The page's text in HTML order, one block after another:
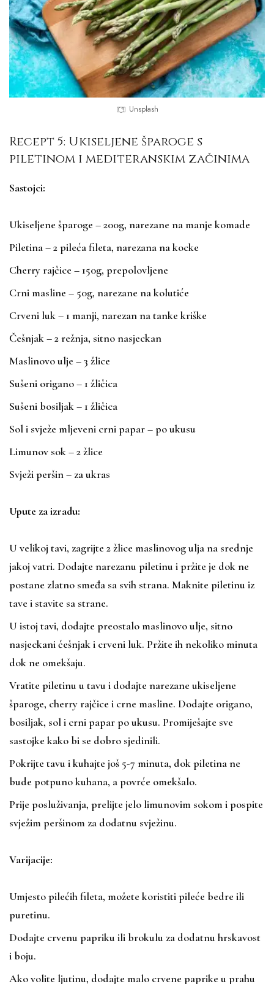
Unsplash
Recept 5: Ukiseljene šparoge s
piletinom i mediteranskim začinima
Sastojci:
Ukiseljene šparoge – 200g, narezane na manje komade
Piletina – 2 pileća fileta, narezana na kocke
Cherry rajčice – 150g, prepolovljene
Crni masline – 50g, narezane na kolutiće
Crveni luk – 1 manji, narezan na tanke kriške
Češnjak – 2 režnja, sitno nasjeckan
Maslinovo ulje – 3 žlice
Sušeni origano – 1 žličica
Sušeni bosiljak – 1 žličica
Sol i svježe mljeveni crni papar – po ukusu
Limunov sok – 2 žlice
Svježi peršin – za ukras
Upute za izradu:
U velikoj tavi, zagrijte 2 žlice maslinovog ulja na srednje
jakoj vatri. Dodajte narezanu piletinu i pržite je dok ne
postane zlatno smeđa sa svih strana. Maknite piletinu iz
tave i stavite sa strane.
U istoj tavi, dodajte preostalo maslinovo ulje, sitno
nasjeckani češnjak i crveni luk. Pržite ih nekoliko minuta
dok ne omekšaju.
Vratite piletinu u tavu i dodajte narezane ukiseljene
šparoge, cherry rajčice i crne masline. Dodajte origano,
bosiljak, sol i crni papar po ukusu. Promiješajte sve
sastojke kako bi se dobro sjedinili.
Pokrijte tavu i kuhajte još 5-7 minuta, dok piletina ne
bude potpuno kuhana, a povrće omekšalo.
Prije posluživanja, prelijte jelo limunovim sokom i pospite
svježim peršinom za dodatnu svježinu.
Varijacije:
Umjesto pilećih fileta, možete koristiti pileće bedre ili
puretinu.
Dodajte crvenu papriku ili brokulu za dodatnu hrskavost
i boju.
Ako volite ljutinu, dodajte malo crvene paprike u prahu